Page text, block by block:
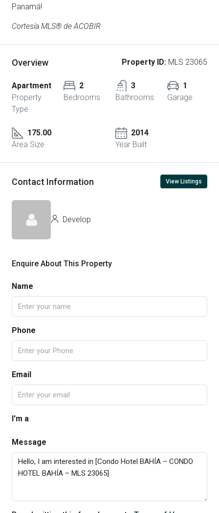
Panamá!
Cortesía MLS® de ACOBIR
Overview Property ID: MLS 23065
Apartment
Property
Type
2
Bedrooms
3
Bathrooms
1
Garage
175.00
Area Size
2014
Year Built
Contact Information View Listings
Develop
Enquire About This Property
Name
Phone
Email
I'm a
Message